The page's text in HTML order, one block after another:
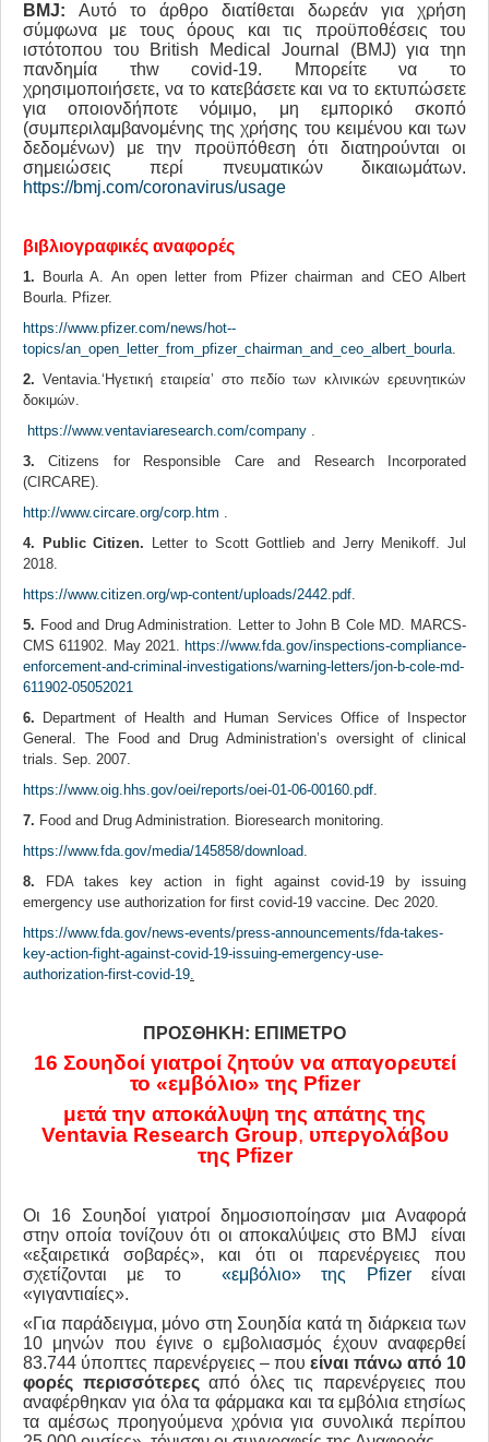
BMJ: Αυτό το άρθρο διατίθεται δωρεάν για χρήση
σύμφωνα με τους όρους και τις προϋποθέσεις του
ιστότοπου του British Medical Journal (BMJ) για τηn
πανδημία τhw covid-19. Μπορείτε να το
χρησιμοποιήσετε, να το κατεβάσετε και να το εκτυπώσετε
για οποιονδήποτε νόμιμο, μη εμπορικό σκοπό
(συμπεριλαμβανομένης της χρήσης του κειμένου και των
δεδομένων) με την προϋπόθεση ότι διατηρούνται οι
σημειώσεις περί πνευματικών δικαιωμάτων.
https://bmj.com/coronavirus/usage
βιβλιογραφικές αναφορές
1. Bourla A. An open letter from Pfizer chairman and CEO Albert
Bourla. Pfizer.
https://www.pfizer.com/news/hot--
topics/an_open_letter_from_pfizer_chairman_and_ceo_albert_bourla.
2. Ventavia.‘Ηγετική εταιρεία’ στο πεδίο των κλινικών ερευνητικών
δοκιμών.
https://www.ventaviaresearch.com/company .
3. Citizens for Responsible Care and Research Incorporated
(CIRCARE).
http://www.circare.org/corp.htm .
4. Public Citizen.
Letter to Scott Gottlieb and Jerry Menikoff. Jul
2018.
https://www.citizen.org/wp-content/uploads/2442.pdf.
5. Food and Drug Administration. Letter to John B Cole MD. MARCS-
CMS 611902. May 2021. https://www.fda.gov/inspections-compliance-
enforcement-and-criminal-investigations/warning-letters/jon-b-cole-md-
611902-05052021
6. Department of Health and Human Services Office of Inspector
General. The Food and Drug Administration’s oversight of clinical
trials. Sep. 2007.
https://www.oig.hhs.gov/oei/reports/oei-01-06-00160.pdf.
7. Food and Drug Administration. Bioresearch monitoring.
https://www.fda.gov/media/145858/download.
8. FDA takes key action in fight against covid-19 by issuing
emergency use authorization for first covid-19 vaccine. Dec 2020.
https://www.fda.gov/news-events/press-announcements/fda-takes-
key-action-fight-against-covid-19-issuing-emergency-use-
authorization-first-covid-19.
ΠΡΟΣΘΗΚΗ: ΕΠΙΜΕΤΡΟ
16 Σουηδοί γιατροί ζητούν να απαγορευτεί
το «εμβόλιο» της Pfizer
μετά την αποκάλυψη της απάτης της
Ventavia Research Group, υπεργολάβου
της Pfizer
Οι 16 Σουηδοί γιατροί δημοσιοποίησαν μια Αναφορά
στην οποία τονίζουν ότι οι αποκαλύψεις στο BMJ είναι
«εξαιρετικά σοβαρές», και ότι οι παρενέργειες που
σχετίζονται με το
«εμβόλιο» της Pfizerείναι
«γιγαντιαίες».
«Για παράδειγμα, μόνο στη Σουηδία κατά τη διάρκεια των
10 μηνών που έγινε ο εμβολιασμός έχουν αναφερθεί
83.744 ύποπτες παρενέργειες – πουείναι πάνω από 10
φορές περισσότερες από όλες τις παρενέργειες που
αναφέρθηκαν για όλα τα φάρμακα και τα εμβόλια ετησίως
τα αμέσως προηγούμενα χρόνια για συνολικά περίπου